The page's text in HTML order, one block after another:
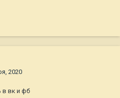
2020
в вк и фб